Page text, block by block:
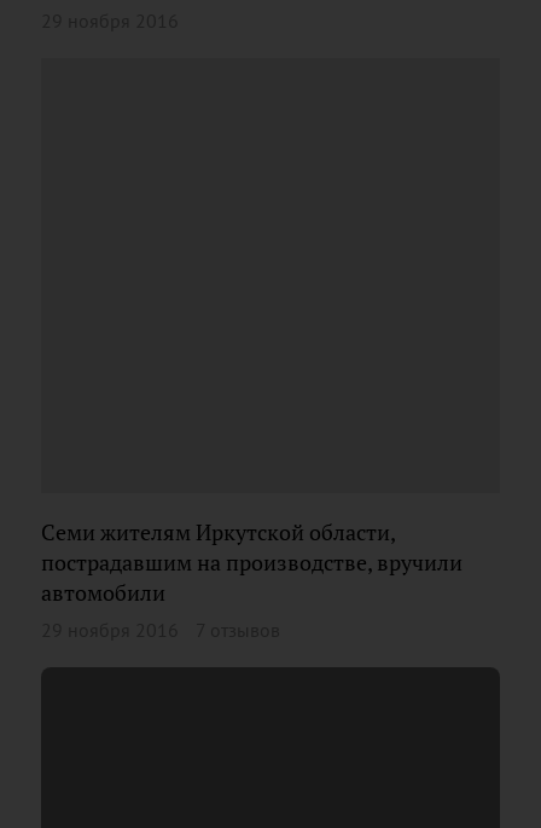
Семи жителям Иркутской области,
пострадавшим на производстве, вручили
автомобили